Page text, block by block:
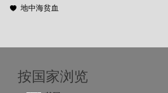
地中海贫血
按国家浏览